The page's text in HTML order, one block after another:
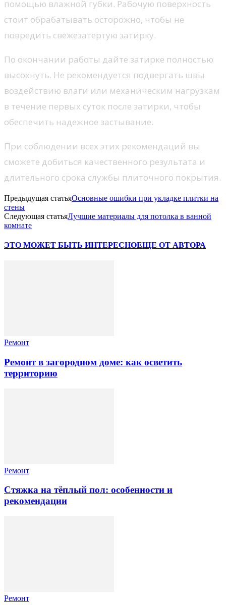
помощью влажной губки. Рабочую поверхность
стоит обрабатывать осторожно, чтобы не
повредить свежезатертую затирку.
По окончании работы дайте затирке полностью
высохнуть. Не рекомендуется подвергать швы
воздействию влаги или механическим нагрузкам
в течение первых суток после затирки, чтобы
обеспечить надежное застывание.
При соблюдении всех этих рекомендаций вы
сможете добиться качественного результата и
длительного срока службы плиточного покрытия.
Предыдущая статьяОсновные ошибки при укладке плитки на
стены
Следующая статьяЛучшие материалы для потолка в ванной
комнате
ЭТО МОЖЕТ БЫТЬ ИНТЕРЕСНОЕЩЕ ОТ АВТОРА
Ремонт
Ремонт в загородном доме: как осветить
территорию
Ремонт
Стяжка на тёплый пол: особенности и
рекомендации
Ремонт